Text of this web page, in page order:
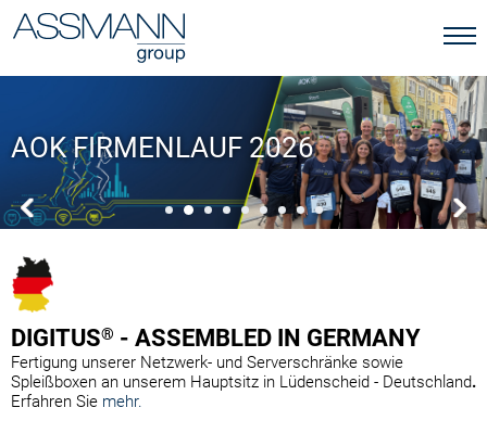
AOK FIRMENLAUF 2026
DIGITUS® - ASSEMBLED IN GERMANY
Fertigung unserer Netzwerk- und Serverschränke sowie
Spleißboxen an unserem Hauptsitz in Lüdenscheid - Deutschland.
Erfahren Sie mehr.